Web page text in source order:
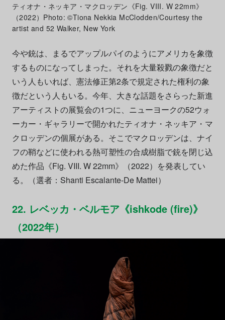
ティオナ・ネッキア・マクロッデン《Fig. VIII. W 22mm》
（2022）Photo: ©Tiona Nekkia McClodden/Courtesy the
artist and 52 Walker, New York
今や銃は、まるでアップルパイのようにアメリカを象徴
するものになってしまった。それを大量殺戮の象徴だと
いう人もいれば、憲法修正第2条で規定された権利の象
徴だという人もいる。今年、大きな話題をさらった新進
アーティストの展覧会の1つに、ニューヨークの52ウォ
ーカー・ギャラリーで開かれたティオナ・ネッキア・マ
クロッデンの個展がある。そこでマクロッデンは、ナイ
フの鞘などに使われる熱可塑性の合成樹脂で銃を閉じ込
めた作品《Fig. VIII. W 22mm》（2022）を発表してい
る。（選者：Shanti Escalante-De Mattei）
22. レベッカ・ベルモア《ishkode (fire)》
（2022年）